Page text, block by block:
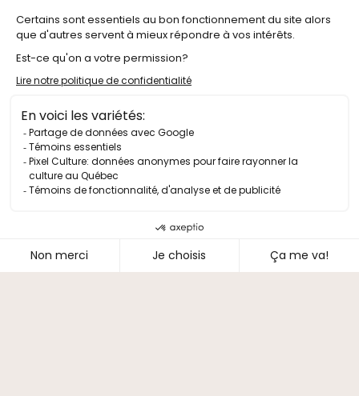
Programmation
Édition 2025
Spectacles à l’année
Infos pratiques
FAQ
Où dormir